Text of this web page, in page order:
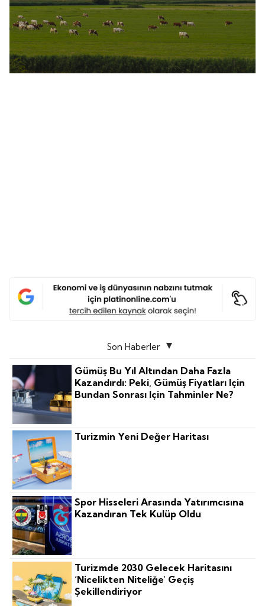
Son Haberler
Gümüş Bu Yıl Altından Daha Fazla
Kazandırdı: Peki, Gümüş Fiyatları Için
Bundan Sonrası Için Tahminler Ne?
Turizmin Yeni Değer Haritası
Spor Hisseleri Arasında Yatırımcısına
Kazandıran Tek Kulüp Oldu
Turizmde 2030 Gelecek Haritasını
‘nicelikten Niteliğe' Geçiş
Şekillendiriyor